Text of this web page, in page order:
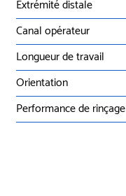
Extrémité distale
Canal opérateur
Longueur de travail
Orientation
Performance de rinçage